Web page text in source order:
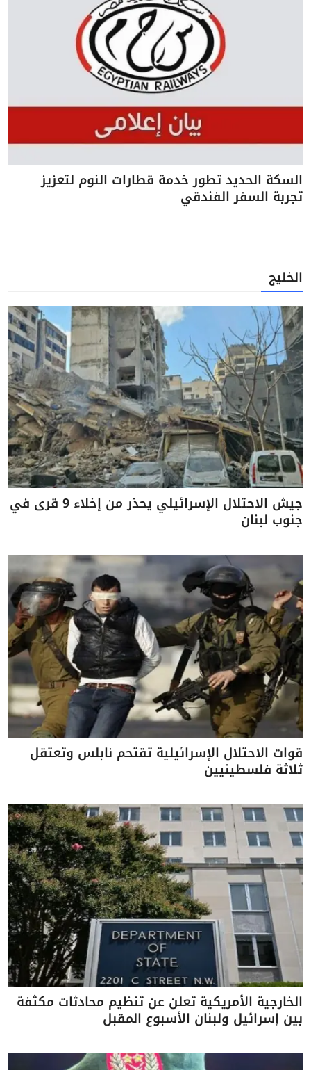
السكة الحديد تطور خدمة قطارات النوم لتعزيز
تجربة السفر الفندقي
الخليج
جيش الاحتلال الإسرائيلي يحذر من إخلاء 9 قرى في
جنوب لبنان
قوات الاحتلال الإسرائيلية تقتحم نابلس وتعتقل
ثلاثة فلسطينيين
الخارجية الأمريكية تعلن عن تنظيم محادثات مكثفة
بين إسرائيل ولبنان الأسبوع المقبل